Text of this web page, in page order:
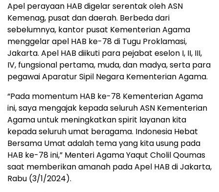
Apel perayaan HAB digelar serentak oleh ASN
Kemenag, pusat dan daerah. Berbeda dari
sebelumnya, kantor pusat Kementerian Agama
menggelar apel HAB ke-78 di Tugu Proklamasi,
Jakarta. Apel HAB diikuti para pejabat eselon I, II, III,
IV, fungsional pertama, muda, dan madya, serta para
pegawai Aparatur Sipil Negara Kementerian Agama.
“Pada momentum HAB ke-78 Kementerian Agama
ini, saya mengajak kepada seluruh ASN Kementerian
Agama untuk meningkatkan spirit layanan kita
kepada seluruh umat beragama. Indonesia Hebat
Bersama Umat adalah tema yang kita usung pada
HAB ke-78 ini,” Menteri Agama Yaqut Cholil Qoumas
saat memberikan amanah pada Apel HAB di Jakarta,
Rabu (3/1/2024).